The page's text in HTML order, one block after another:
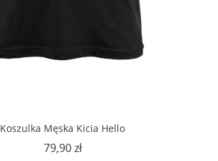
Koszulka Męska Kicia Hello
79,90 złCena